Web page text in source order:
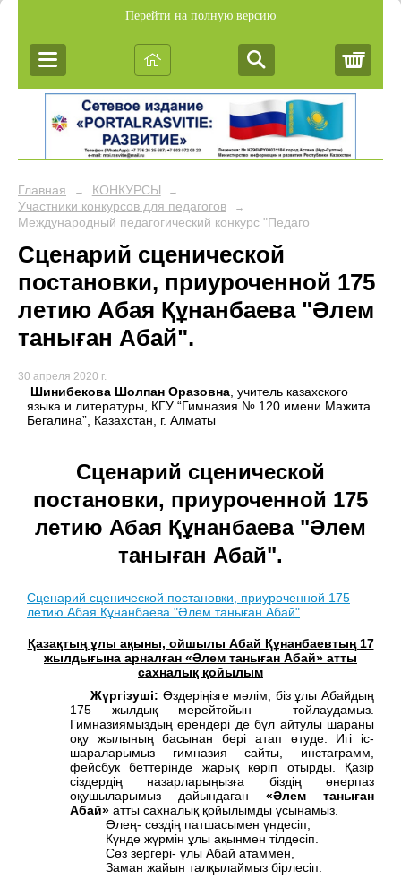
Перейти на полную версию
Главная → КОНКУРСЫ →
Участники конкурсов для педагогов →
Международный педагогический конкурс "Педагогика
Сценарий сценической
постановки, приуроченной 175
летию Абая Құнанбаева "Әлем
таныған Абай".
30 апреля 2020 г.
Шинибекова Шолпан Оразовна, учитель казахского
языка и литературы, КГУ “Гимназия № 120 имени Мажита
Бегалина”, Казахстан, г. Алматы
Сценарий сценической
постановки, приуроченной 175
летию Абая Құнанбаева "Әлем
таныған Абай".
Сценарий сценической постановки, приуроченной 175
летию Абая Құнанбаева "Әлем таныған Абай"
Қазақтың ұлы ақыны, ойшылы Абай Құнанбаевтың 17
жылдығына арналған «Әлем таныған Абай» атты
сахналық қойылым
Жүргізуші: Өздеріңізге мәлім, біз ұлы Абайдың
175 жылдық мерейтойын тойлаудамыз.
Гимназиямыздың өрендері де бұл айтулы шараны
оқу жылының басынан бері атап өтуде. Игі іс-
шараларымыз гимназия сайты, инстаграмм,
фейсбук беттерінде жарық көріп отырды. Қазір
сіздердің назарларыңызға біздің өнерпаз
оқушыларымыз дайындаған «Әлем таныған
Абай» атты сахналық қойылымды ұсынамыз.
Өлең- сөздің патшасымен үндесіп,
Күнде жүрмін ұлы ақынмен тілдесіп.
Сөз зергері- ұлы Абай атаммен,
Заман жайын талқылаймыз бірлесіп.